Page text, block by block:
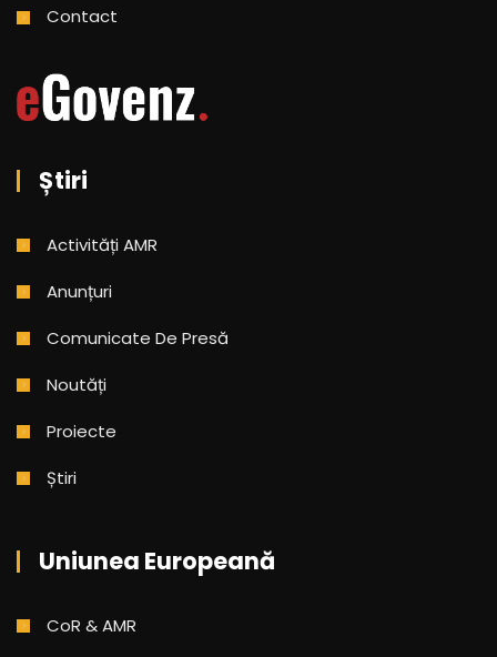
Contact
Știri
Activități AMR
Anunțuri
Comunicate De Presă
Noutăți
Proiecte
Știri
Uniunea Europeană
CoR & AMR